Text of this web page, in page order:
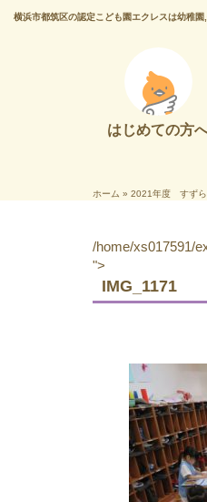
横浜市都筑区の認定こども園エクレスは幼稚
はじめての方
ホーム » 2021年度 すず
/home/xs017591/
">
IMG_1171